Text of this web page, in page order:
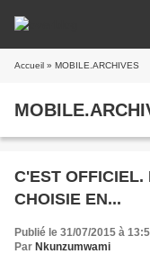
Accueil » MOBILE.ARCHIVES
C'EST
CHOISIE EN...
Publié le 31/07/2015 à
Par Nkunzumwami